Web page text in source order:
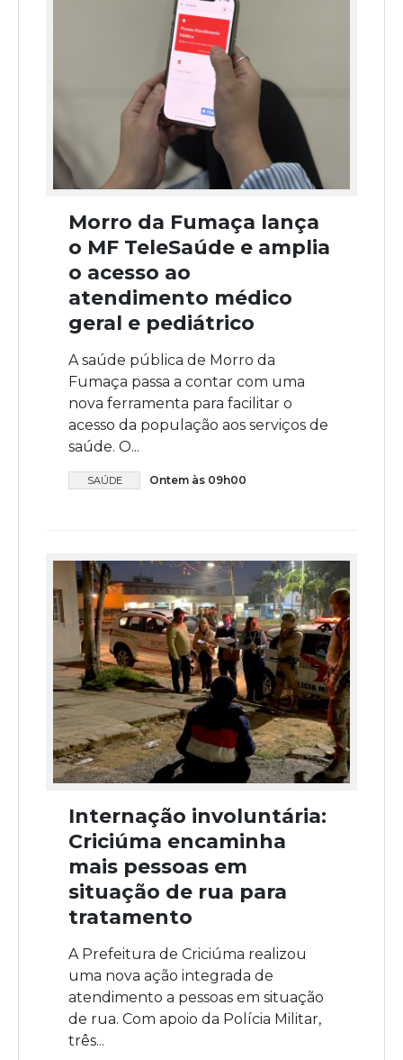
Morro da Fumaça lança
o MF TeleSaúde e amplia
o acesso ao
atendimento médico
geral e pediátrico
A saúde pública de Morro da
Fumaça passa a contar com uma
nova ferramenta para facilitar o
acesso da população aos serviços de
saúde. O...
SAÚDE Ontem às 09h00
Internação involuntária:
Criciúma encaminha
mais pessoas em
situação de rua para
tratamento
A Prefeitura de Criciúma realizou
uma nova ação integrada de
atendimento a pessoas em situação
de rua. Com apoio da Polícia Militar,
três...